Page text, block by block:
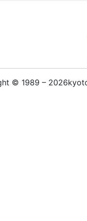
© 1989 –